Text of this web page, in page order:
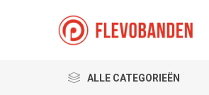
ALLE CATEGORIEËN